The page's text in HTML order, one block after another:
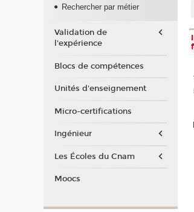
Rechercher par métier
Validation de
l'expérience
Blocs de compétences
Unités d'enseignement
Micro-certifications
Ingénieur
Les Écoles du Cnam
Moocs